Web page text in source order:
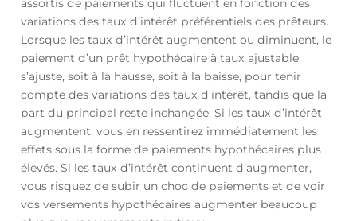
assortis de paiements qui fluctuent en fonction des
variations des taux d’intérêt préférentiels des prêteurs.
Lorsque les taux d’intérêt augmentent ou diminuent, le
paiement d’un prêt hypothécaire à taux ajustable
s’ajuste, soit à la hausse, soit à la baisse, pour tenir
compte des variations des taux d’intérêt, tandis que la
part du principal reste inchangée. Si les taux d’intérêt
augmentent, vous en ressentirez immédiatement les
effets sous la forme de paiements hypothécaires plus
élevés. Si les taux d’intérêt continuent d’augmenter,
vous risquez de subir un choc de paiements et de voir
vos versements hypothécaires augmenter beaucoup